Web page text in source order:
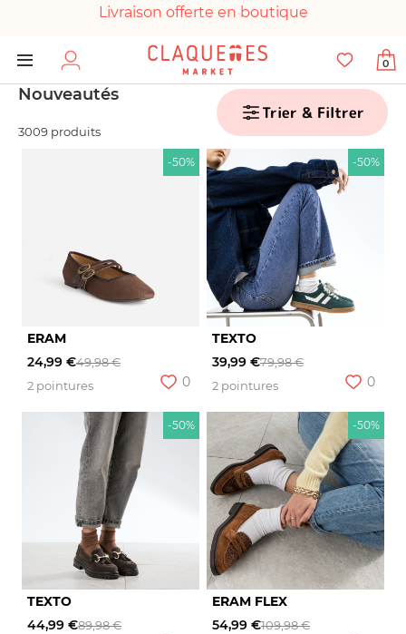
Livraison offerte en boutique
Paiement 100% sécurisé
Chaussures garanties en parfait état
0
Nouveautés
3009 produits
Trier & Filtrer
-50%
ERAM
24,99 €49,98 €
2 pointures
0
-50%
TEXTO
39,99 €79,98 €
2 pointures
0
-50%
TEXTO
44,99 €89,98 €
-50%
ERAM FLEX
54,99 €109,98 €